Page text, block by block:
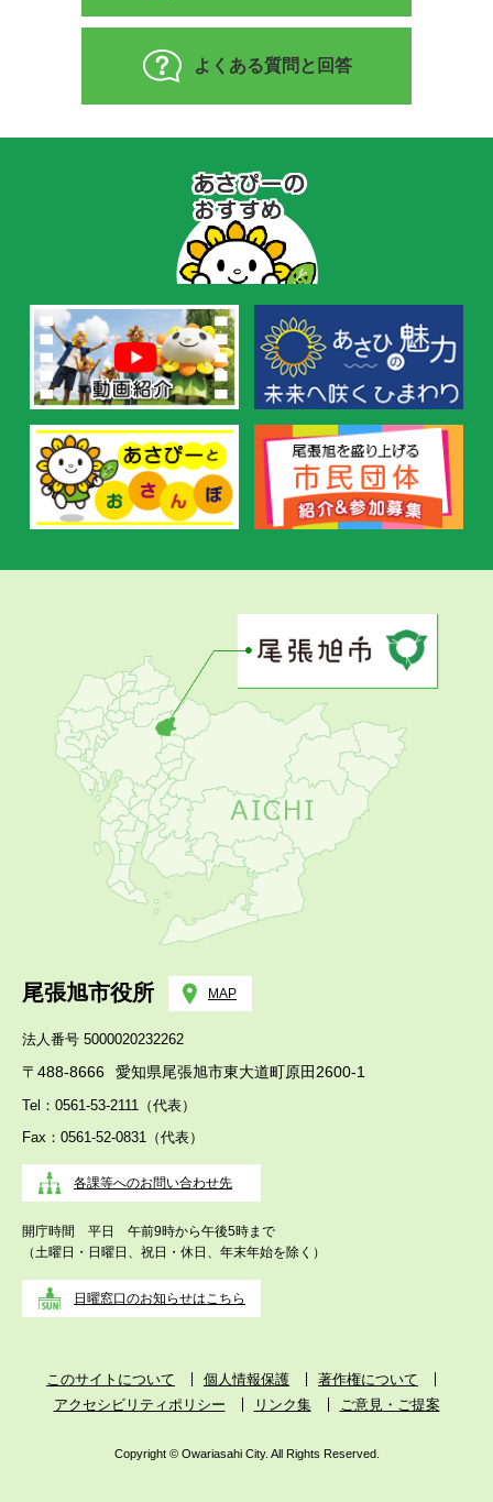
よくある質問と回答
の
お
す
め
尾張旭市役所 MAP
法人番号 5000020232262
〒488-8666 愛知県尾張旭市東大道町原田2600-1
Tel：0561-53-2111（代表）
Fax：0561-52-0831（代表）
各課等へのお問い合わせ先
開庁時間 平日 午前9時から午後5時まで
（土曜日・日曜日、祝日・休日、年末年始を除く）
日曜窓口のお知らせはこちら
このサイトについて 個人情報保護
著作権について
アクセシビリティポリシー
リンク集 ご意見・ご提案
Copyright © Owariasahi City. All Rights Reserved.